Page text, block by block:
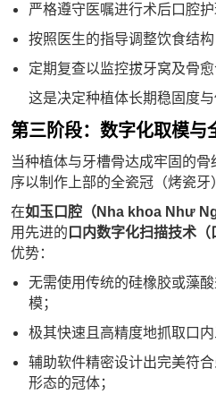
严格遵守医嘱进行术后口腔护
按照医生的指导调整饮食结构
定期复查以监控拔牙窝及骨愈
这是决定种植体长期稳固度
第三阶段：数字化取模与
当种植体与牙槽骨达成牢固的
序以制作上部的全瓷冠（烤瓷牙
在如玉口腔（Nha khoa Như
用先进的 口内数字化扫描技术（
优势：
无需使用传统的硅橡胶或藻
模；
极其快速且高精度地抓取口内
辅助软件精密设计出完美符
形态的冠体；